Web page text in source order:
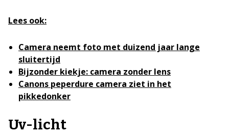
Lees ook:
Camera neemt foto met duizend jaar lange
sluitertijd
Bijzonder kiekje: camera zonder lens
Canons peperdure camera ziet in het
pikkedonker
Uv-licht